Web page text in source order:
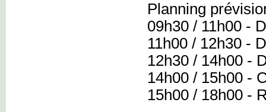
Planning
09h30 / 11h00 -
11h00 / 12h30 -
12h30 / 14h00 -
14h00 / 15h00 -
15h00 / 18h00 -